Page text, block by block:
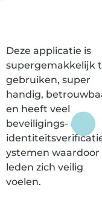
Deze applicatie is
supergemakkelijk
gebruiken, super
handig,
en heeft veel
beveiligings- en
ystemen waardoor
leden zich veilig
voelen.